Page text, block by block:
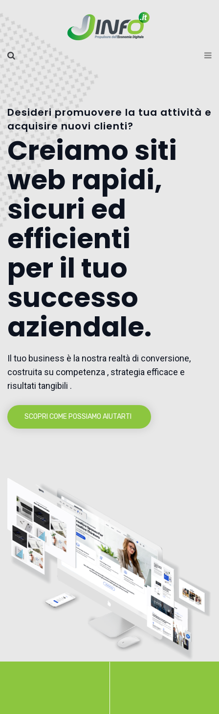
Desideri promuovere la tua attività e
acquisire nuovi clienti?
Creiamo siti
web rapidi,
sicuri ed
efficienti
per il tuo
successo
aziendale.
Il tuo business è la nostra realtà di conversione,
costruita su competenza , strategia efficace e
risultati tangibili .
SCOPRI COME POSSIAMO AIUTARTI